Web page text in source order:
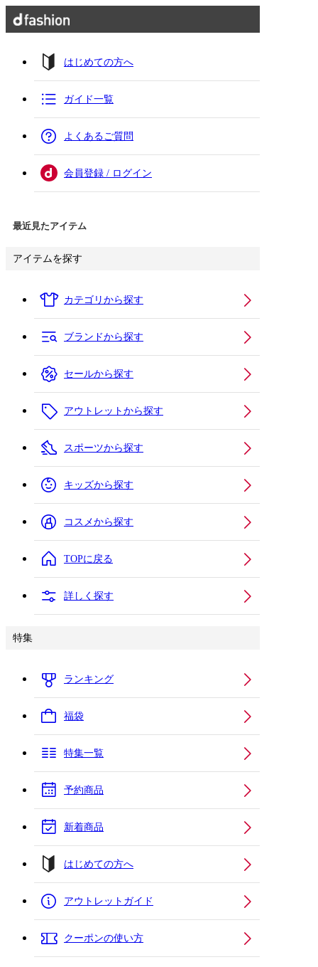
はじめての方へ
ガイド一覧
よくあるご質問
会員登録 / ログイン
最近見たアイテム
アイテムを探す
カテゴリから探す
ブランドから探す
セールから探す
アウトレットから探す
スポーツから探す
キッズから探す
コスメから探す
TOPに戻る
詳しく探す
特集
ランキング
福袋
特集一覧
予約商品
新着商品
はじめての方へ
アウトレットガイド
クーポンの使い方